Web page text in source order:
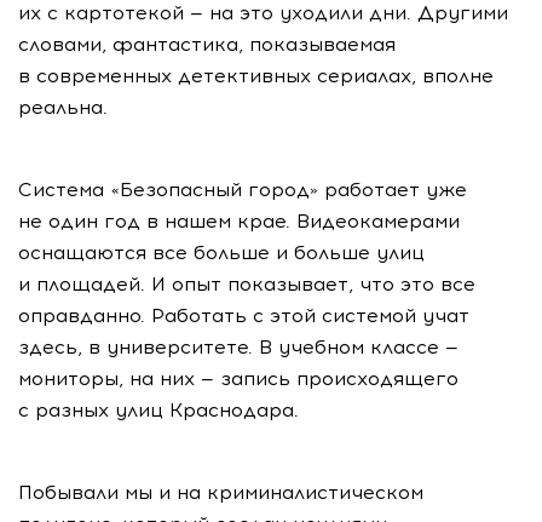
их с картотекой — на это уходили дни. Другими
словами, фантастика, показываемая
в современных детективных сериалах, вполне
реальна.
Система «Безопасный город» работает уже
не один год в нашем крае. Видеокамерами
оснащаются все больше и больше улиц
и площадей. И опыт показывает, что это все
оправданно. Работать с этой системой учат
здесь, в университете. В учебном классе —
мониторы, на них — запись происходящего
с разных улиц Краснодара.
Побывали мы и на криминалистическом